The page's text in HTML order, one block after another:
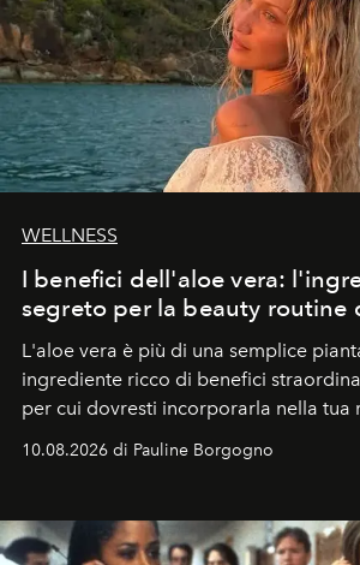
WELLNESS
I benefici dell'aloe vera:
segreto per la beauty routine
L'aloe vera è più di una semplice
ingrediente ricco di benefici
per cui dovresti incorporarla nella tua
10.08.2026 di Pauline Borgogno